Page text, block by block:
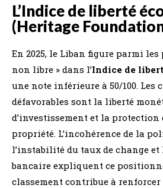
L’Indice de liberté
(Heritage
En 2025, le Liban figure parmi les
non libre » dans l’Indice de
une note inférieure à 50/100. Les
défavorables sont la liberté
d’investissement et la protection
propriété. L’incohérence de la
l’instabilité du taux de change et
bancaire expliquent ce
classement contribue à renforcer